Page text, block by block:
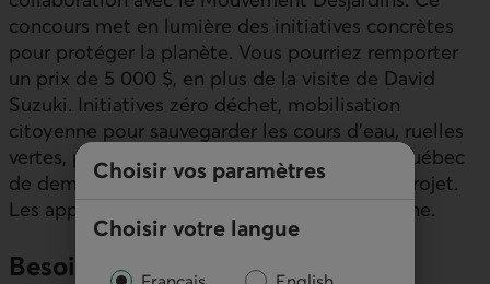
Choisir vos paramètres
Choisir votre langue
concours met en lumière des initiatives concrètes
pour protéger la planète. Vous pourriez remporter
un prix de 5 000 $, en plus de la visite de David
Suzuki. Initiatives zéro déchet, mobilisation
citoyenne pour sauvegarder les cours d’eau, ruelles
vertes, projets d’agriculture biologique : le Québec
de demain existe… Il ne manque que votre projet.
Les appels de candidature ont lieu en automne.
Besoins matériels?